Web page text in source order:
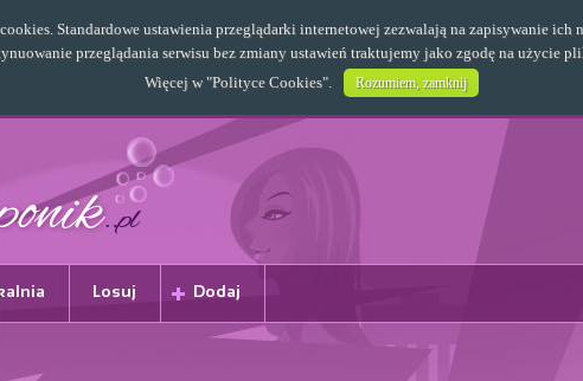
Losuj Dodaj
Standardowe ustawienia przeglądarki internetowej zezwalają na zapisywanie ich
przeglądania serwisu bez zmiany ustawień traktujemy jako zgodę na użycie
Więcej w "Polityce Cookies". Rozumiem, zamknij